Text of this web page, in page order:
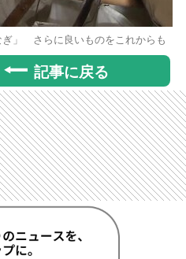
」 さらに良いものをこれからも
記事に戻る